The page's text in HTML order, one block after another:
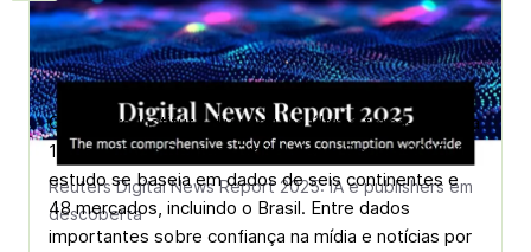
Reuters Digital News Report 2025: IA e publishers em
descoberta
Márcia Miranda
O Reuters Institute divulgou, na última terça-feira dia
17 de junho, o Reuters Digital News Report 2025. O
estudo se baseia em dados de seis continentes e
48 mercados, incluindo o Brasil. Entre dados
importantes sobre confiança na mídia e notícias por